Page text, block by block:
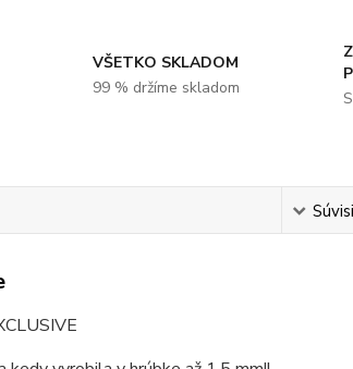
VŠETKO SKLADOM
99 % držíme skladom